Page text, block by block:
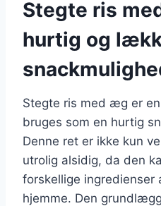
Stegte ris
hurtig og
Stegte ris med æg er
bruges som en hurtig
Denne ret er ikke kun
utrolig alsidig, da den
forskellige ingredienser
hjemme. Den